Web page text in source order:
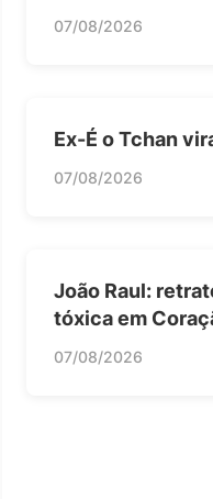
07/08/2026
Ex-É o Tchan
07/08/2026
João Raul:
tóxica em
07/08/2026